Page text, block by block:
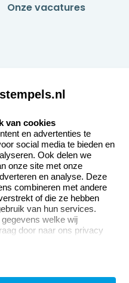
Onze vacatures
Klantenservice:
Contact opnemen
Veel gestelde vragen
Retourneren
Herroepingsrecht
van cookies
en advertenties te
social media te bieden en
Ook delen we
onze site met onze
en analyse. Deze
combineren met andere
of die ze hebben
van hun services.
welke wij
door naar ons privacy